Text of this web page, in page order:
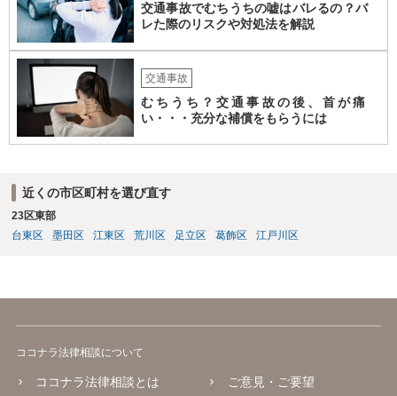
交通事故でむちうちの嘘はバレるの？バ
レた際のリスクや対処法を解説
交通事故
むちうち？交通事故の後、首が痛
い・・・充分な補償をもらうには
近くの市区町村を選び直す
23区東部
台東区
墨田区 江東区 荒川区 足立区 葛飾区 江戸川区
ココナラ法律相談について
ココナラ法律相談とは
ご意見・ご要望